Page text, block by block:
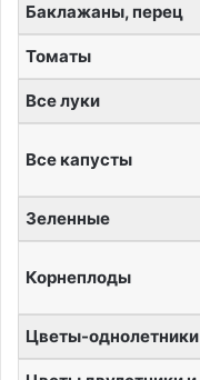
Баклажаны, перец
Томаты
Все луки
Все капусты
Зеленные
Корнеплоды
Цветы-однолетники